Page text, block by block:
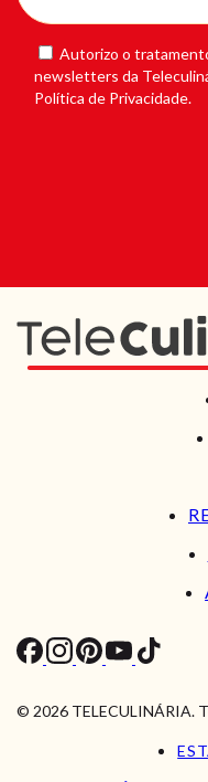
Autorizo o
newsletters da
Política de Privacidade.
© 2026 TELECULINÁRIA.